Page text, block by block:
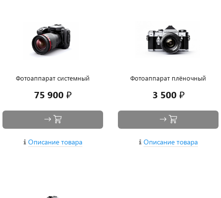
Фотоаппарат системный
75 900 ₽
Описание товара
Фотоаппарат плёночный
3 500 ₽
Описание товара